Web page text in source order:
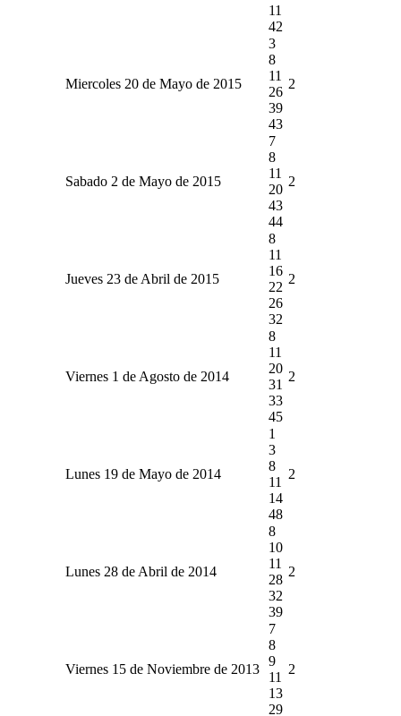
11
42
Miercoles 20 de Mayo de 2015
3
8
11
26
39
43
2
Sabado 2 de Mayo de 2015
7
8
11
20
43
44
2
Jueves 23 de Abril de 2015
8
11
16
22
26
32
2
Viernes 1 de Agosto de 2014
8
11
20
31
33
45
2
Lunes 19 de Mayo de 2014
1
3
8
11
14
48
2
Lunes 28 de Abril de 2014
8
10
11
28
32
39
2
Viernes 15 de Noviembre de 2013
7
8
9
11
13
29
2